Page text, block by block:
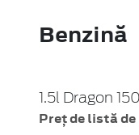
Benzină
1.5l Dragon
Preț de listă